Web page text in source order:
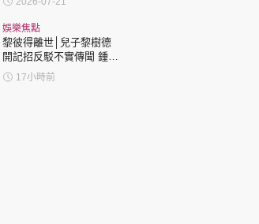
潰！
娛樂焦點
黎彼得離世│兒子黎樹德
開記招反駁不實傳聞 鍾志
光代好友澄清：冇經濟問
題
17小時前